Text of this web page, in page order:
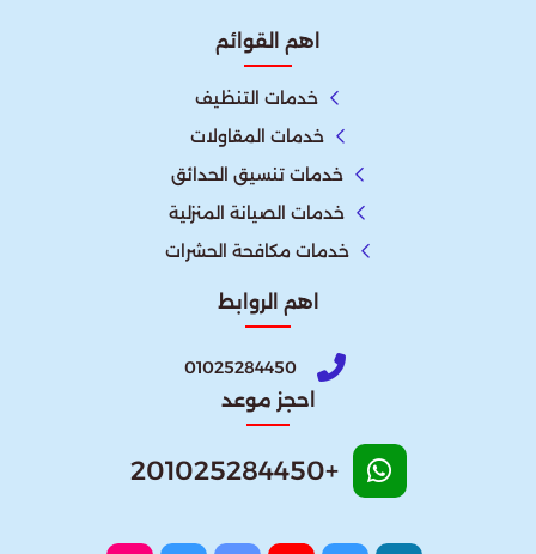
اهم القوائم
خدمات التنظيف
خدمات المقاولات
خدمات تنسيق الحدائق
خدمات الصيانة المنزلية
خدمات مكافحة الحشرات
اهم الروابط
01025284450
احجز موعد
+201025284450